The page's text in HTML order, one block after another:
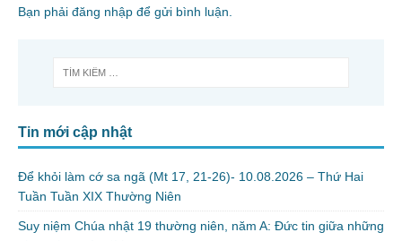
Bạn phải đăng nhập để gửi bình luận.
Tin mới cập nhật
Để khỏi làm cớ sa ngã (Mt 17, 21-26)- 10.08.2026 – Thứ Hai
Tuần Tuần XIX Thường Niên
Suy niệm Chúa nhật 19 thường niên, năm A: Đức tin giữa những